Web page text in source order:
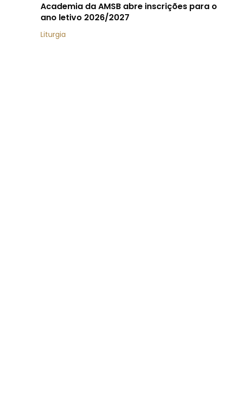
Academia da AMSB abre inscrições para o
ano letivo 2026/2027
Liturgia